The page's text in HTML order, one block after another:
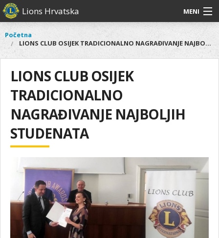
Skoči
na
sadržaj
Lions Hrvatska MENI
O nama
Lions Distrikt 126
Naši projekti
Aktivnosti
Glavni
izbornik
O
nama
Lions
Distrikt
126
Naši
Aktivnosti
Vi
ste
ovdje
Početna
LIONS CLUB OSIJEK TRADICIONALNO NAGRAĐIVANJE NAJBOLJIH STUDENATA
LIONS CLUB OSIJEK
TRADICIONALNO
NAGRAĐIVANJE NAJBOLJIH
STUDENATA